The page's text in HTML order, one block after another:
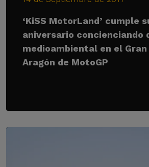
‘KiSS MotorLand’ cumple
aniversario concienciando
medioambiental en el Gran
Aragón de MotoGP